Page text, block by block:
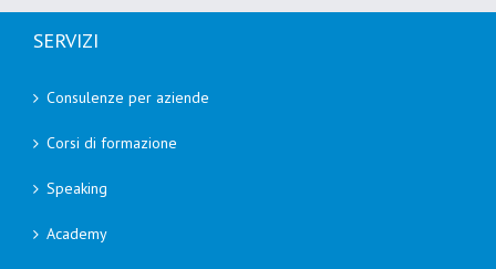
SERVIZI
Consulenze per aziende
Corsi di formazione
Speaking
Academy